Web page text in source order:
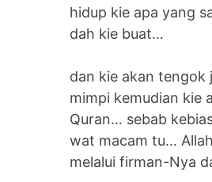
hidup kie apa yang
dah kie buat…
dan kie akan tengok
mimpi kemudian kie
Quran… sebab
wat macam tu…
melalui firman-Nya